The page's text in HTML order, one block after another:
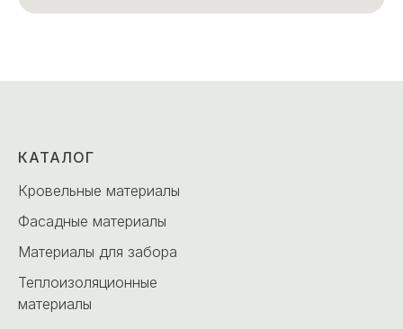
КАТАЛОГ
Кровельные материалы
Фасадные материалы
Материалы для забора
Теплоизоляционные
материалы